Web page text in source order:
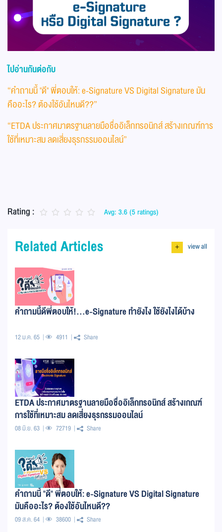
ไปอ่านกันต่อกับ
“คำถามนี้ "ดี" พี่ตอบให้: e-Signature VS Digital Signature มัน
คืออะไร? ต้องใช้อันไหนดี??”
“ETDA ประกาศมาตรฐานลายมือชื่ออิเล็กทรอนิกส์ สร้างเกณฑ์การ
ใช้ที่เหมาะสม ลดเสี่ยงธุรกรรมออนไลน์”
Rating : Avg: 3.6 (5 ratings)
Related Articles + view all
คำถามนี้ดีพี่ตอบให้!...e-Signature ทำยังไง ใช้ยังไงได้บ้าง
12 ม.ค. 65 4911 Share
ETDA ประกาศมาตรฐานลายมือชื่ออิเล็กทรอนิกส์ สร้างเกณฑ์
การใช้ที่เหมาะสม ลดเสี่ยงธุรกรรมออนไลน์
08 มิ.ย. 63 72719 Share
คำถามนี้ "ดี" พี่ตอบให้: e-Signature VS Digital Signature
มันคืออะไร? ต้องใช้อันไหนดี??
09 ส.ค. 64 38600 Share